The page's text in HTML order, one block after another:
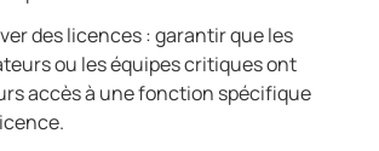
des licences : garantir que les
ou les équipes critiques ont
accès à une fonction spécifique